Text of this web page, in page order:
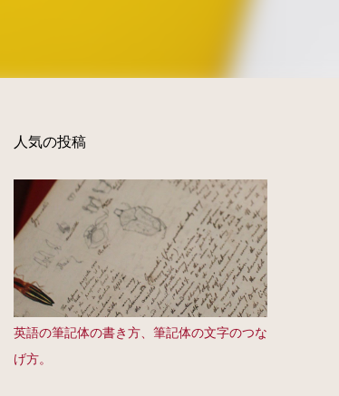
人気の投稿
英語の筆記体の書き方、筆記体の文字のつな
げ方。